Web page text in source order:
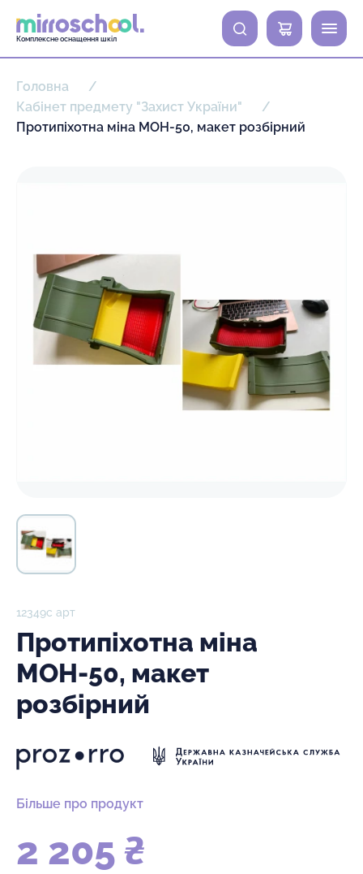
Комплексне оснащення шкіл
0
Головна
Кабінет предмету "Захист України"
Протипіхотна міна МОН-50, макет розбірний
12349с арт
Протипіхотна міна
МОН-50, макет
розбірний
Більше про продукт
2 205 ₴